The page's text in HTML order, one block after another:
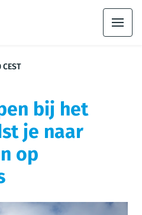
bij het
je naar
op